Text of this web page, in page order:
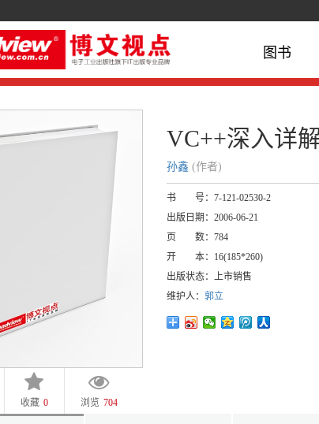
图书
收藏 0 浏览 704
VC++深入详
孙鑫 (作者)
书 号： 7-121-02530-2
出版日期： 2006-06-21
页 数： 784
开 本：
16(185*260)
出版状态： 上市销售
维护人： 郭立